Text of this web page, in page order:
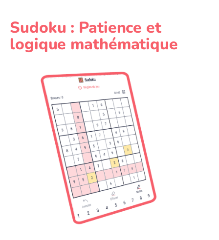
Sudoku : Patience et
logique mathématique